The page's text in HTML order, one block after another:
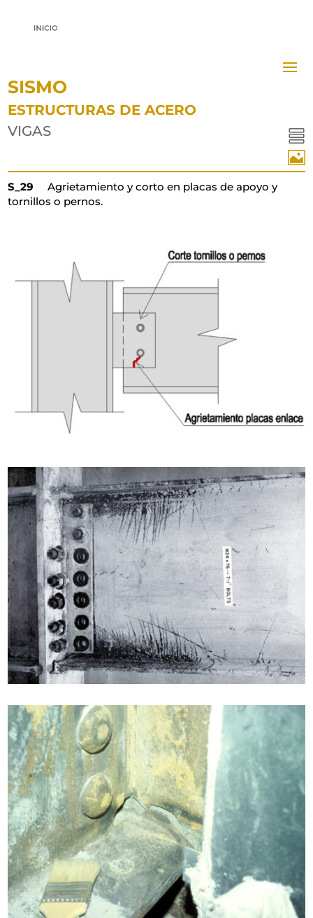
SISMO
ESTRUCTURAS DE ACERO
VIGAS


S_29
Agrietamiento y corto en placas de apoyo y
tornillos o pernos.